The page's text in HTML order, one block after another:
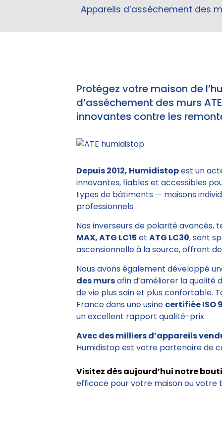
Appareils d’assèchement des
Protégez votre maison de
d’assèchement des murs
innovantes contre les
Depuis 2012, Humidistopest un
innovantes, fiables et accessibles
types de bâtiments — maisons
professionnels.
Nos inverseurs de polarité avancés,
MAX, ATG LC15 et ATG LC30, sont
ascensionnelle à la source, offrant
Nous avons également développé
des mursafin d’améliorer la qualité
de vie plus sain et plus confortable.
France dans une usine certifiée ISO
un excellent rapport qualité-prix.
Avec des milliers d’appareils
Humidistop est votre partenaire de
Visitez dès aujourd’hui notre
efficace pour votre maison ou votre